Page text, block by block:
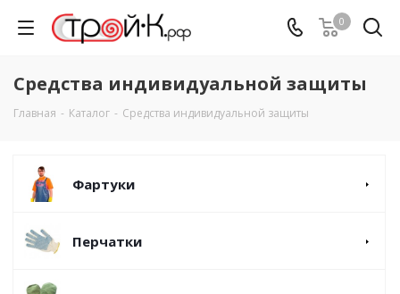
0
Средства индивидуальной защиты
Главная - Каталог - Средства индивидуальной защиты
Фартуки
Перчатки